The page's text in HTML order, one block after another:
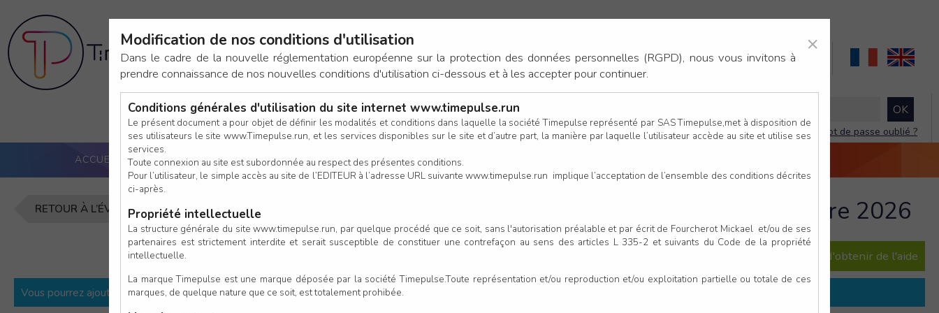
CONNEXION
Mot de passe oublié ?
ACCUEIL PUCE ACTIVE NOS SERVICES CALENDRIER RÉSULTATS
Avez-vous déjà un compte ?
Si vous avez déjà un compte TimePulse (ou anciennement Bibchip),
connectez-vous ci-dessous.
Mot de passe oublié ?
ou bien
CONTINUER EN TANT QU’INVITÉ
RETOUR À L’ÉVÈNEMENT Inscription à 10km d'Argentan 2026 - Argentan - 4 septembre 2026
Une question ? Consultez notre FAQ afin d'obtenir de l'aide
Vous pourrez ajouter d’autres participants une fois la première inscription enregistrée
×
Modification de nos conditions d'utilisation
Dans le cadre de la nouvelle réglementation européenne sur la protection des données personnelles (RGPD), nous vous invitons à
prendre connaissance de nos nouvelles conditions d'utilisation ci-dessous et à les accepter pour continuer.
Conditions générales d'utilisation du site internet www.timepulse.run
Le présent document a pour objet de définir les modalités et conditions dans laquelle la société Timepulse représenté par SAS Timepulse,met à disposition de
ses utilisateurs le site www.Timepulse.run, et les services disponibles sur le site et d’autre part, la manière par laquelle l’utilisateur accède au site et utilise ses
services.
Toute connexion au site est subordonnée au respect des présentes conditions.
Pour l’utilisateur, le simple accès au site de l’EDITEUR à l’adresse URL suivante www.timepulse.run implique l’acceptation de l’ensemble des conditions décrites
ci-après.
Propriété intellectuelle
La structure générale du site www.timepulse.run, par quelque procédé que ce soit, sans l'autorisation préalable et par écrit de Fourcherot Mickael et/ou de ses
partenaires est strictement interdite et serait susceptible de constituer une contrefaçon au sens des articles L 335-2 et suivants du Code de la propriété
intellectuelle.
La marque Timepulse est une marque déposée par la société Timepulse.Toute représentation et/ou reproduction et/ou exploitation partielle ou totale de ces
marques, de quelque nature que ce soit, est totalement prohibée.